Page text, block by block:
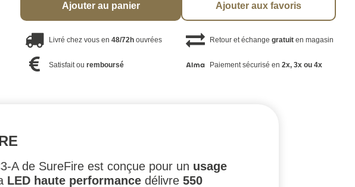
Ajouter au panier Ajouter aux favoris
Livré chez vous en48/72h ouvrées Retour et échange gratuiten magasin
Satisfait ouremboursé Paiement sécurisé en 2x, 3x ou 4x
A de SureFire est conçue pour un usage
LED haute performance délivre 550